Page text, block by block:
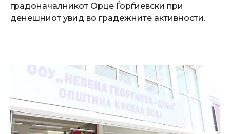
градоначалникот Орце Ѓорѓиевски при
денешниот увид во градежните активности.